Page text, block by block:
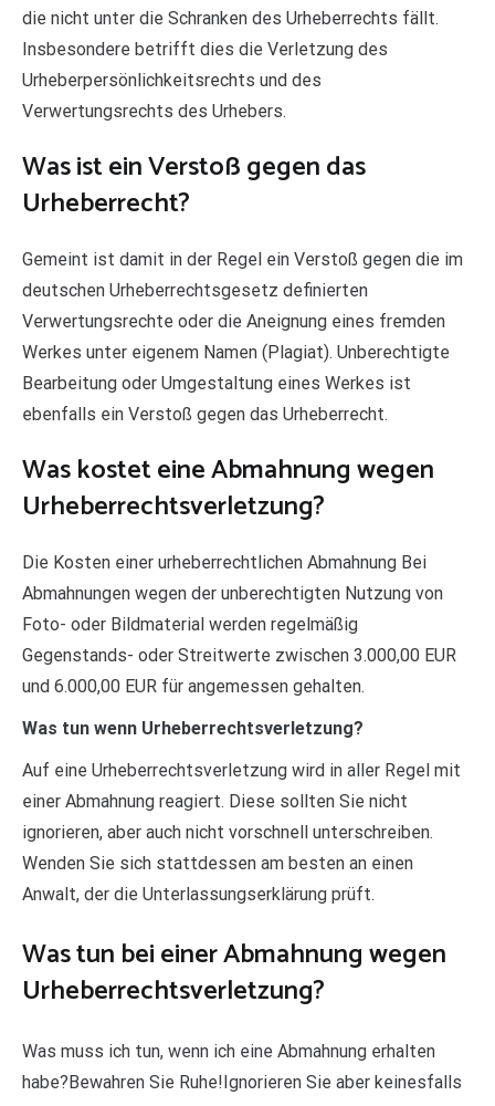
die nicht unter die Schranken des Urheberrechts fällt.
Insbesondere betrifft dies die Verletzung des
Urheberpersönlichkeitsrechts und des
Verwertungsrechts des Urhebers.
Was ist ein Verstoß gegen das
Urheberrecht?
Gemeint ist damit in der Regel ein Verstoß gegen die im
deutschen Urheberrechtsgesetz definierten
Verwertungsrechte oder die Aneignung eines fremden
Werkes unter eigenem Namen (Plagiat). Unberechtigte
Bearbeitung oder Umgestaltung eines Werkes ist
ebenfalls ein Verstoß gegen das Urheberrecht.
Was kostet eine Abmahnung wegen
Urheberrechtsverletzung?
Die Kosten einer urheberrechtlichen Abmahnung Bei
Abmahnungen wegen der unberechtigten Nutzung von
Foto- oder Bildmaterial werden regelmäßig
Gegenstands- oder Streitwerte zwischen 3.000,00 EUR
und 6.000,00 EUR für angemessen gehalten.
Was tun wenn Urheberrechtsverletzung?
Auf eine Urheberrechtsverletzung wird in aller Regel mit
einer Abmahnung reagiert. Diese sollten Sie nicht
ignorieren, aber auch nicht vorschnell unterschreiben.
Wenden Sie sich stattdessen am besten an einen
Anwalt, der die Unterlassungserklärung prüft.
Was tun bei einer Abmahnung wegen
Urheberrechtsverletzung?
Was muss ich tun, wenn ich eine Abmahnung erhalten
habe?Bewahren Sie Ruhe!Ignorieren Sie aber keinesfalls